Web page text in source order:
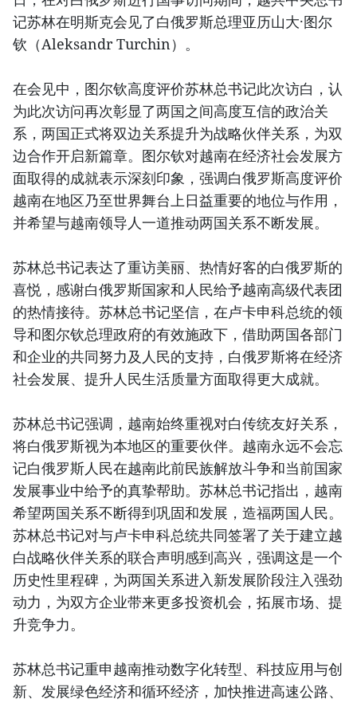
记苏林在明斯克会见了白俄罗斯总理亚历山大·图尔
钦（Aleksandr Turchin）。
在会见中，图尔钦高度评价苏林总书记此次访白，认
为此次访问再次彰显了两国之间高度互信的政治关
系，两国正式将双边关系提升为战略伙伴关系，为双
边合作开启新篇章。图尔钦对越南在经济社会发展方
面取得的成就表示深刻印象，强调白俄罗斯高度评价
越南在地区乃至世界舞台上日益重要的地位与作用，
并希望与越南领导人一道推动两国关系不断发展。
苏林总书记表达了重访美丽、热情好客的白俄罗斯的
喜悦，感谢白俄罗斯国家和人民给予越南高级代表团
的热情接待。苏林总书记坚信，在卢卡申科总统的领
导和图尔钦总理政府的有效施政下，借助两国各部门
和企业的共同努力及人民的支持，白俄罗斯将在经济
社会发展、提升人民生活质量方面取得更大成就。
苏林总书记强调，越南始终重视对白传统友好关系，
将白俄罗斯视为本地区的重要伙伴。越南永远不会忘
记白俄罗斯人民在越南此前民族解放斗争和当前国家
发展事业中给予的真挚帮助。苏林总书记指出，越南
希望两国关系不断得到巩固和发展，造福两国人民。
苏林总书记对与卢卡申科总统共同签署了关于建立越
白战略伙伴关系的联合声明感到高兴，强调这是一个
历史性里程碑，为两国关系进入新发展阶段注入强劲
动力，为双方企业带来更多投资机会，拓展市场、提
升竞争力。
苏林总书记重申越南推动数字化转型、科技应用与创
新、发展绿色经济和循环经济，加快推进高速公路、